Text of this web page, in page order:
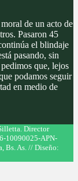
de un acto de
Pasaron 45
el blindaje
pasando, sin
que, lejos
podamos seguir
en medio de
Director
10090025-APN-
Bs. As. // Diseño: